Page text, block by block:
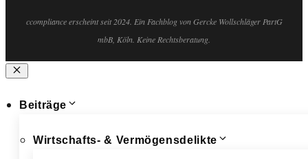
ccompliance erscheint seit 2024. Ein Fachblog von Gercke Wollschläger PartG
mbB, Köln. Keine Rechtsberatung.
Schließen
Beiträge
Wirtschafts- & Vermögensdelikte